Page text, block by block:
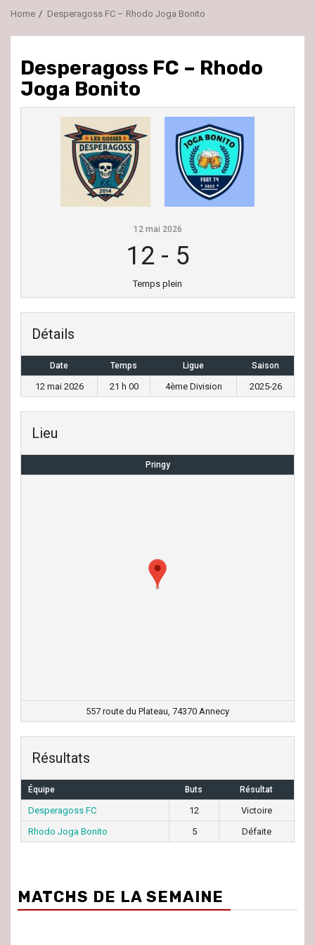
Home Desperagoss FC – Rhodo Joga Bonito
Desperagoss FC – Rhodo
Joga Bonito
12 mai 2026
12 - 5
Temps plein
Détails
Date Temps Ligue Saison
12 mai 2026 21 h 00 4ème Division 2025-26
Lieu
Pringy
557 route du Plateau, 74370 Annecy
Résultats
Équipe Buts Résultat
Desperagoss FC 12
Victoire
Rhodo Joga Bonito
5 Défaite
MATCHS DE LA SEMAINE